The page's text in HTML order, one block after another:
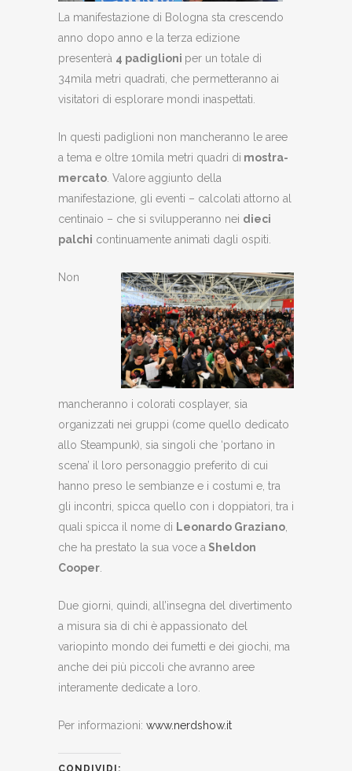
La manifestazione di Bologna sta crescendo
anno dopo anno e la terza edizione
presenterà 4 padiglioni per un totale di
34mila metri quadrati, che permetteranno ai
visitatori di esplorare mondi inaspettati.
In questi padiglioni non mancheranno le aree
a tema e oltre 10mila metri quadri di mostra-
mercato . Valore aggiunto della
manifestazione, gli eventi – calcolati attorno al
centinaio – che si svilupperanno nei dieci
palchi continuamente animati dagli ospiti.
Non
mancheranno i colorati cosplayer, sia
organizzati nei gruppi (come quello dedicato
allo Steampunk), sia singoli che ‘portano in
scena’ il loro personaggio preferito di cui
hanno preso le sembianze e i costumi e, tra
gli incontri, spicca quello con i doppiatori, tra i
quali spicca il nome di Leonardo Graziano
che ha prestato la sua voce a Sheldon
Cooper
Due giorni, quindi, all’insegna del divertimento
a misura sia di chi è appassionato del
variopinto mondo dei fumetti e dei giochi, ma
anche dei più piccoli che avranno aree
interamente dedicate a loro.
Per informazioni: www.nerdshow.it
CONDIVIDI: